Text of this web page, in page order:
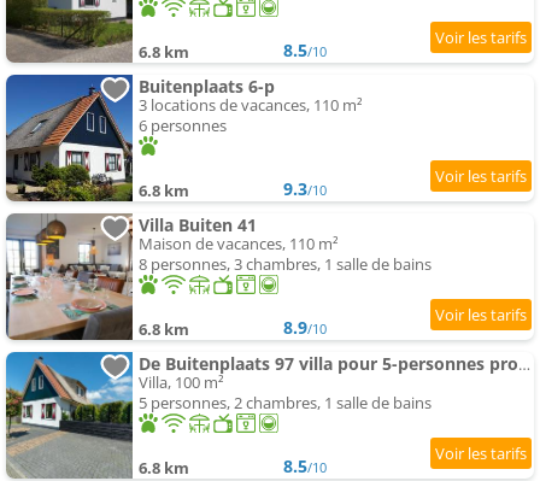
6.8 km 8.5/10
Buitenplaats 6-p
3 locations de vacances, 110 m²
6 personnes
6.8 km 9.3/10
Villa Buiten 41
Maison de vacances, 110 m²
8 personnes, 3 chambres, 1 salle de bains
6.8 km 8.9/10
De Buitenplaats 97 villa pour 5-personnes proche de plage
Villa, 100 m²
5 personnes, 2 chambres, 1 salle de bains
6.8 km 8.5/10